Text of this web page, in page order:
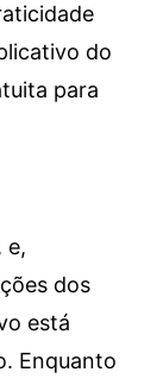
do
para
e,
dos
está
Enquanto